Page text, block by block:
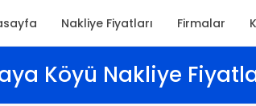
Köyü Nakliye
Nakliye Fiyatları Firmalar